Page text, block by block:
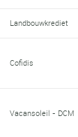
Landbouwkrediet
Cofidis
Vacansoleil - DCM